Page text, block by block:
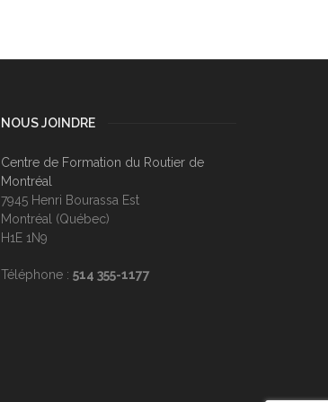
NOUS JOINDRE
Centre de Formation du Routier de
Montréal
7945 Henri Bourassa Est
Montréal (Québec)
H1E 1N9
Téléphone : 514 355-1177